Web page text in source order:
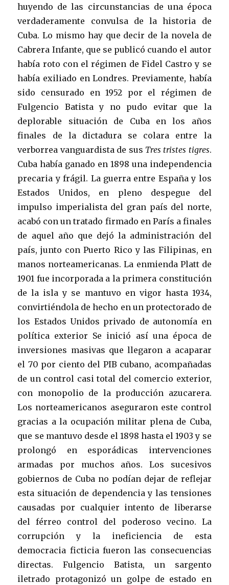
huyendo de las circunstancias de una época
verdaderamente convulsa de la historia de
Cuba. Lo mismo hay que decir de la novela de
Cabrera Infante, que se publicó cuando el autor
había roto con el régimen de Fidel Castro y se
había exiliado en Londres. Previamente, había
sido censurado en 1952 por el régimen de
Fulgencio Batista y no pudo evitar que la
deplorable situación de Cuba en los años
finales de la dictadura se colara entre la
verborrea vanguardista de sus Tres tristes tigres.
Cuba había ganado en 1898 una independencia
precaria y frágil. La guerra entre España y los
Estados Unidos, en pleno despegue del
impulso imperialista del gran país del norte,
acabó con un tratado firmado en París a finales
de aquel año que dejó la administración del
país, junto con Puerto Rico y las Filipinas, en
manos norteamericanas. La enmienda Platt de
1901 fue incorporada a la primera constitución
de la isla y se mantuvo en vigor hasta 1934,
convirtiéndola de hecho en un protectorado de
los Estados Unidos privado de autonomía en
política exterior Se inició así una época de
inversiones masivas que llegaron a acaparar
el 70 por ciento del PIB cubano, acompañadas
de un control casi total del comercio exterior,
con monopolio de la producción azucarera.
Los norteamericanos aseguraron este control
gracias a la ocupación militar plena de Cuba,
que se mantuvo desde el 1898 hasta el 1903 y se
prolongó en esporádicas intervenciones
armadas por muchos años. Los sucesivos
gobiernos de Cuba no podían dejar de reflejar
esta situación de dependencia y las tensiones
causadas por cualquier intento de liberarse
del férreo control del poderoso vecino. La
corrupción y la ineficiencia de esta
democracia ficticia fueron las consecuencias
directas. Fulgencio Batista, un sargento
iletrado protagonizó un golpe de estado en